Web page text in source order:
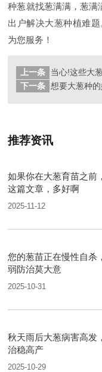
种葱就找葱满满，葱满
出户解决大葱种植难
为您服务！
上一条
下一条 想要大葱种
推荐资讯
如果你在大葱育苗之前
这篇文章，多好啊
2025-11-12
您的葱苗正在慢性自杀
弱防治莫大意
2025-10-31
秋天雨后大葱病害高发
治稳高产
2025-10-29